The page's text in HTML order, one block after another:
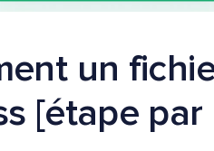
un
[étape par